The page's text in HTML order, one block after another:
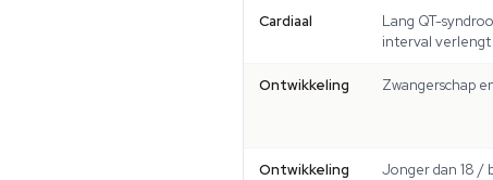
Cardiaal
Lang QT-
interval verlengt
Ontwikkeling Zwangerschap
Ontwikkeling Jonger dan 18 /